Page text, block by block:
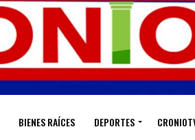
BIENES RAÍCES DEPORTES